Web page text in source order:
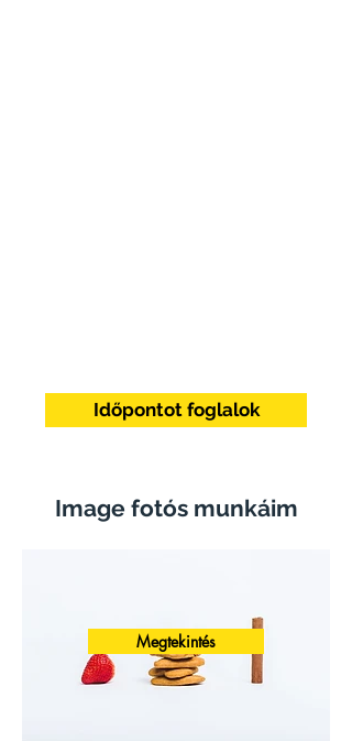
Időpontot foglalok
Image fotós munkáim
Megtekintés